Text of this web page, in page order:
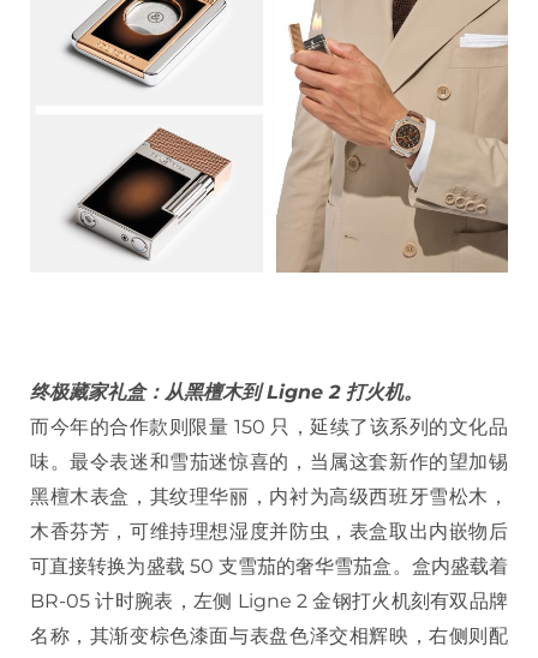
终极藏家礼盒：从黑檀木到 Ligne 2 打火机。
而今年的合作款则限量 150 只，延续了该系列的文化品
味。最令表迷和雪茄迷惊喜的，当属这套新作的望加锡
黑檀木表盒，其纹理华丽，内衬为高级西班牙雪松木，
木香芬芳，可维持理想湿度并防虫，表盒取出内嵌物后
可直接转换为盛载 50 支雪茄的奢华雪茄盒。盒内盛载着
BR-05 计时腕表，左侧 Ligne 2 金钢打火机刻有双品牌
名称，其渐变棕色漆面与表盘色泽交相辉映，右侧则配